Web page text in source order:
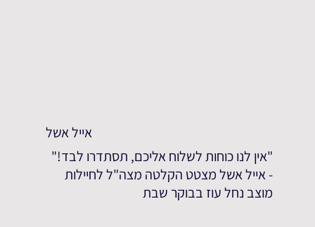
אייל אשל
"אין לנו כוחות לשלוח אליכם, תסתדרו לבד!"
- אייל אשל מצטט הקלטה מצה"ל לחיילות
מוצב נחל עוז בבוקר שבת